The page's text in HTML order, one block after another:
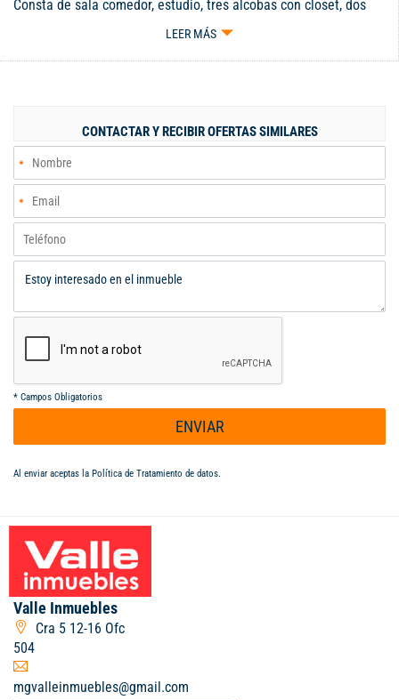
Consta de sala comedor, estudio, tres alcobas con closet, dos
baños, dos parqueaderos y un depósito en sótano, conjunto con
GALEANO 3004195033
LEER MÁS
CONTACTAR Y RECIBIR OFERTAS SIMILARES
* Campos Obligatorios
ENVIAR
Al enviar aceptas la Política de Tratamiento de datos.
Valle Inmuebles
Cra 5 12-16 Ofc
504
mgvalleinmuebles@gmail.com